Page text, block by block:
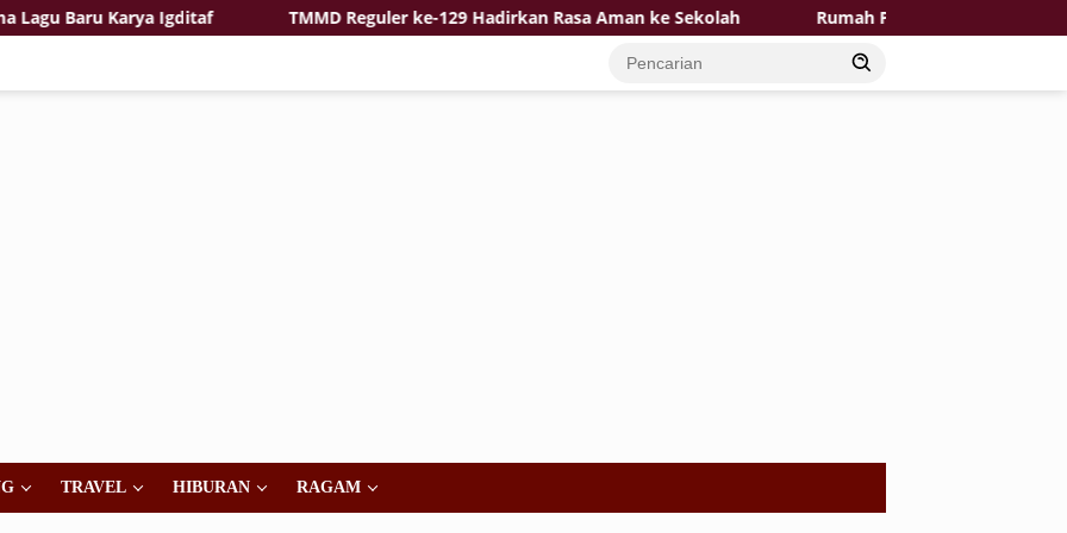
Baru Karya Igditaf TMMD Reguler ke-129 Hadirkan Rasa Aman ke Sekolah Rumah Pak Toid Kian Layak Huni
TRAVEL HIBURAN RAGAM